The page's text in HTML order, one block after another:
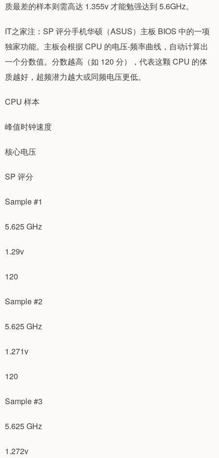
质最差的样本则需高达 1.355v 才能勉强达到 5.6GHz。
IT之家注：SP 评分手机华硕（ASUS）主板 BIOS 中的一项
独家功能。主板会根据 CPU 的电压-频率曲线，自动计算出
一个分数值。分数越高（如 120 分），代表这颗 CPU 的体
质越好，超频潜力越大或同频电压更低。
CPU 样本
峰值时钟速度
核心电压
SP 评分
Sample #1
5.625 GHz
1.29v
120
Sample #2
5.625 GHz
1.271v
120
Sample #3
5.625 GHz
1.272v